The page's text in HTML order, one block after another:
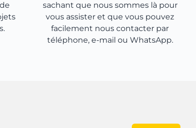
sachant que nous sommes là pour
vous assister et que vous pouvez
facilement nous contacter par
téléphone, e-mail ou WhatsApp.